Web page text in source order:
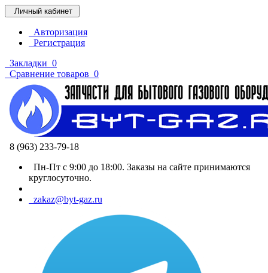
Личный кабинет
Авторизация
Регистрация
Закладки 0
Сравнение товаров 0
8 (963) 233-79-18
Пн-Пт с 9:00 до 18:00. Заказы на сайте принимаются
круглосуточно.
zakaz@byt-gaz.ru